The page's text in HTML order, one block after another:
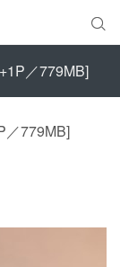

／779MB]
／779MB]